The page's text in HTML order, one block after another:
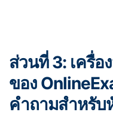
ส่วนที่ 3: เครื่อ
ของ
คำถามสำหรับ